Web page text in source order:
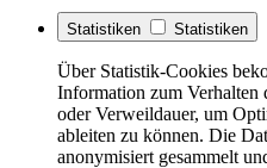
Statistiken Statistiken
Über Statistik-Cookies
Information zum Verhalten
oder Verweildauer, um
ableiten zu können. Die
anonymisiert gesammelt